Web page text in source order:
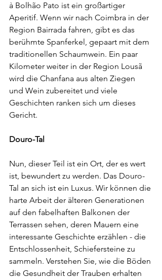
à Bolhão Pato ist ein großartiger
Aperitif. Wenn wir nach Coimbra in der
Region Bairrada fahren, gibt es das
berühmte Spanferkel, gepaart mit dem
traditionellen Schaumwein. Ein paar
Kilometer weiter in der Region Lousã
wird die Chanfana aus alten Ziegen
und Wein zubereitet und viele
Geschichten ranken sich um dieses
Gericht.
Douro-Tal
Nun, dieser Teil ist ein Ort, der es wert
ist, bewundert zu werden. Das Douro-
Tal an sich ist ein Luxus. Wir können die
harte Arbeit der älteren Generationen
auf den fabelhaften Balkonen der
Terrassen sehen, deren Mauern eine
interessante Geschichte erzählen - die
Entschlossenheit, Schiefersteine ​​zu
sammeln. Verstehen Sie, wie die Böden
die Gesundheit der Trauben erhalten